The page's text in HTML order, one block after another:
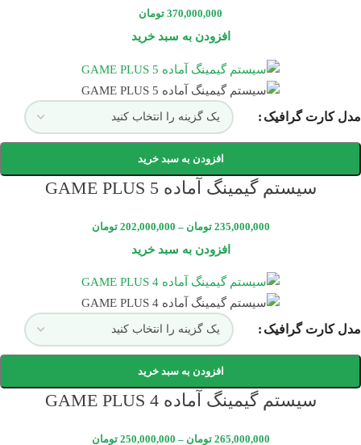
370,000,000 تومان
افزودن به سبد خرید
مدل کارت گرافیک
افزودن به سبد خرید
سیستم گیمینگ آماده GAME PLUS 5
235,000,000 تومان –
202,000,000 تومان
افزودن به سبد خرید
مدل کارت گرافیک
افزودن به سبد خرید
سیستم گیمینگ آماده GAME PLUS 4
265,000,000 تومان –
250,000,000 تومان